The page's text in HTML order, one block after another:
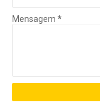
Mensagem *